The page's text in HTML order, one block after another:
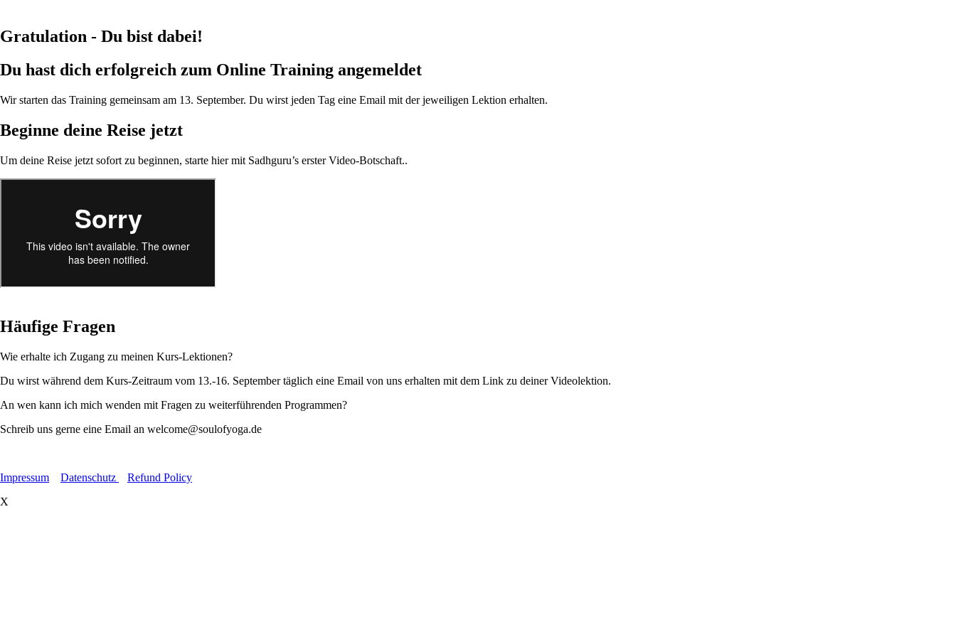
Gratulation - Du bist dabei!
Du hast dich erfolgreich zum Online Training angemeldet
Wir starten das Training gemeinsam am 13. September. Du wirst jeden Tag eine Email mit der jeweiligen Lektion erhalten.
Beginne deine Reise jetzt
Um deine Reise jetzt sofort zu beginnen, starte hier mit Sadhguru’s erster Video-Botschaft..
Häufige Fragen
Wie erhalte ich Zugang zu meinen Kurs-Lektionen?
Du wirst während dem Kurs-Zeitraum vom 13.-16. September täglich eine Email von uns erhalten mit dem Link zu deiner Videolektion.
An wen kann ich mich wenden mit Fragen zu weiterführenden Programmen?
Schreib uns gerne eine Email an welcome@soulofyoga.de
Impressum Datenschutz
Refund Policy
X